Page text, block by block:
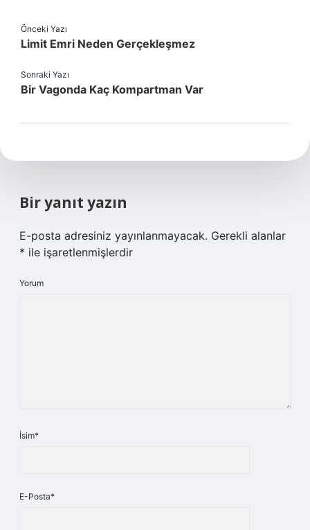
Önceki Yazı
Limit Emri Neden Gerçekleşmez
Sonraki Yazı
Bir Vagonda Kaç Kompartman Var
Bir yanıt yazın
E-posta adresiniz yayınlanmayacak. Gerekli alanlar
* ile işaretlenmişlerdir
Yorum
İsim*
E-Posta*